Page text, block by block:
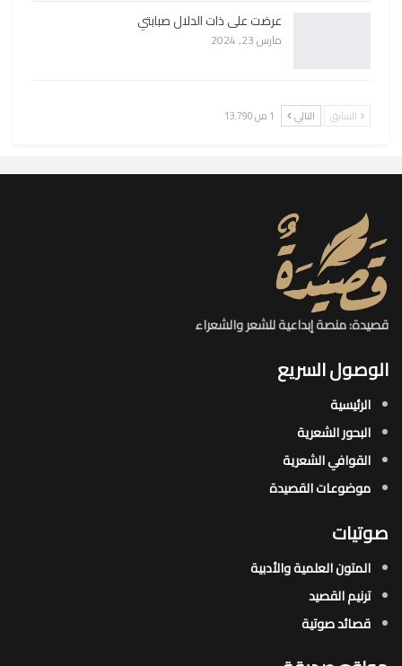
عرضت على ذات الدلال صبابتي
مارس 23, 2024
السابق التالي 1 من 13٬790
قصيدة: منصة إبداعية للشعر والشعراء
الوصول السريع
الرئيسية
البحور الشعرية​
القوافي الشعرية​
موضوعات القصيدة​
صوتيات
المتون العلمية والأدبية
ترنيم القصيد
قصائد صوتية